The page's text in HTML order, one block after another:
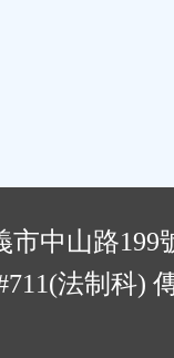
市中山路199
法制科)